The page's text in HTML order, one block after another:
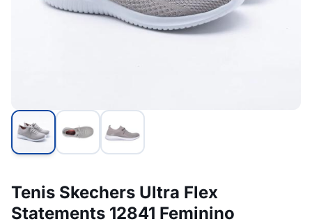
Tenis Skechers Ultra Flex
Statements 12841 Feminino